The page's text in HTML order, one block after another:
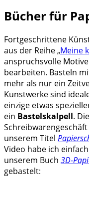
Bücher für
Fortgeschrittene
aus der Reihe „Meine
anspruchsvolle
bearbeiten. Basteln
mehr als nur ein
Kunstwerke sind
einzige etwas
ein Bastelskalpell.
unserem Titel
Video habe ich
unserem Buch 3D-
gebastelt: